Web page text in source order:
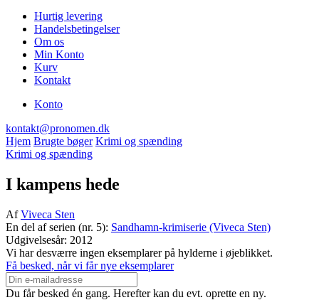
Hurtig levering
Handelsbetingelser
Om os
Min Konto
Kurv
Kontakt
Konto
kontakt@pronomen.dk
Hjem Brugte bøger Krimi og spænding
Krimi og spænding
I kampens hede
AfViveca Sten
En del af serien (nr. 5): Sandhamn-krimiserie (Viveca Sten)
Udgivelsesår: 2012
Vi har desværre ingen eksemplarer på hylderne i øjeblikket.
Få besked, når vi får nye eksemplarer
Du får besked én gang. Herefter kan du evt. oprette en ny.